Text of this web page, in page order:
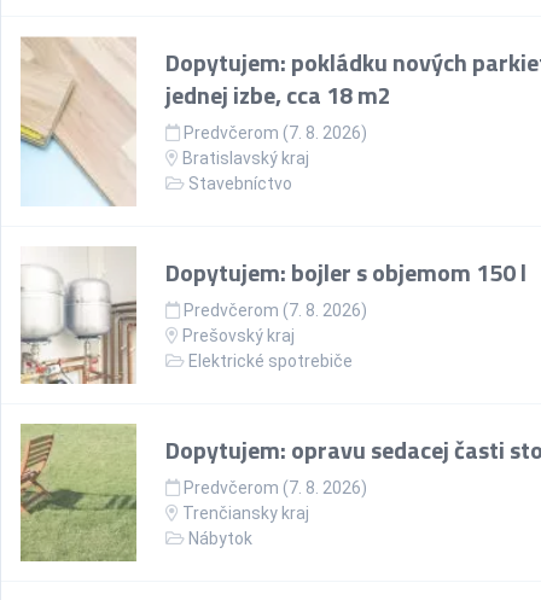
Dopytujem: pokládku nových
jednej izbe, cca 18 m2
Predvčerom (7. 8. 2026)
Bratislavský kraj
Stavebníctvo
Dopytujem: bojler s objemom 150 l
Predvčerom (7. 8. 2026)
Prešovský kraj
Elektrické spotrebiče
Dopytujem: opravu sedacej časti
Predvčerom (7. 8. 2026)
Trenčiansky kraj
Nábytok